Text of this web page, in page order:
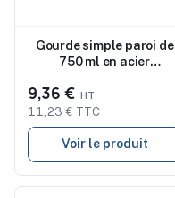
Gourde simple paroi de
750 ml en acier
9,36 €
11,23 € TTC
Voir le produit